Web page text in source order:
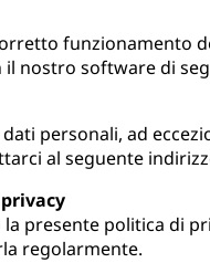
funzionamento
nostro software di
personali, ad
al seguente
presente politica di
regolarmente.